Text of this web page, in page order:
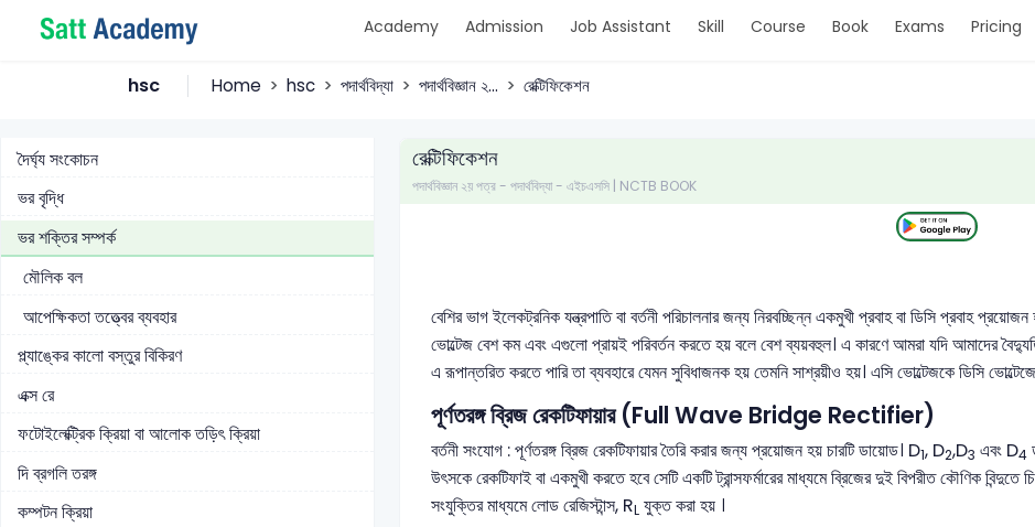
Academy Admission Job Assistant Skill Course Book Exams Pricing
hsc Home hsc পদার্থবিদ্যা পদার্থবিজ্ঞান ২... রেক্টিফিকেশন
গ্যালিলিয়ান রূপান্তর
দৈর্ঘ্য সংকোচন
ভর বৃদ্ধি
ভর শক্তির সম্পর্ক
মৌলিক বল
আপেক্ষিকতা তত্ত্বের ব্যবহার
প্ল্যাঙ্কের কালো বস্তুর বিকিরণ
এক্স রে
ফটোইলেক্ট্রিক ক্রিয়া বা আলোক তড়িৎ ক্রিয়া
দি ব্রগলি তরঙ্গ
কম্পটন ক্রিয়া
রেক্টিফিকেশন
পদার্থবিজ্ঞান ২য় পত্র - পদার্থবিদ্যা - এইচএসসি | NCTB BOOK
বেশির ভাগ ইলেকট্রনিক যন্ত্রপাতি বা বর্তনী পরিচালনার জন্য নিরবচ্ছিন্ন একমুখী প্রবাহ বা ডিসি প্রবাহ
ভোল্টেজ বেশ কম এবং এগুলো প্রায়ই পরিবর্তন করতে হয় বলে বেশ ব্যয়বহুল। এ কারণে আমরা যদি আমাদের
এ রূপান্তরিত করতে পারি তা ব্যবহারে যেমন সুবিধাজনক হয় তেমনি সাশ্রয়ীও হয়। এসি ভোল্টেজকে ডিসি
পূর্ণতরঙ্গ ব্রিজ রেকটিফায়ার (Full Wave Bridge Rectifier)
বর্তনী সংযোগ : পূর্ণতরঙ্গ ব্রিজ রেকটিফায়ার তৈরি করার জন্য প্রয়োজন হয় চারটি ডায়োড। D1, D2,D3 এবং D4
উৎসকে রেকটিফাই বা একমুখী করতে হবে সেটি একটি ট্রান্সফর্মারের মাধ্যমে ব্রিজের দুই বিপরীত কৌণিক
সংযুক্তির মাধ্যমে লোড রেজিস্টান্স, RL যুক্ত করা হয় ।